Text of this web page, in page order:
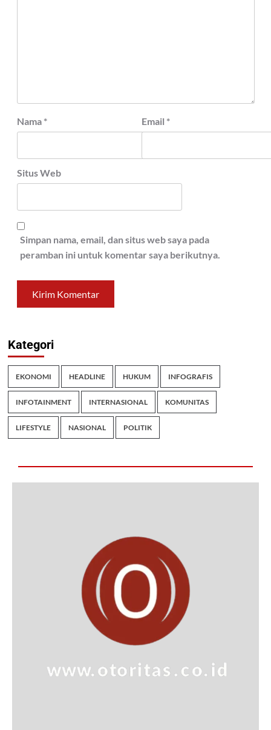
Nama * Email *
Situs Web
Simpan nama, email, dan situs web saya pada
peramban ini untuk komentar saya berikutnya.
Kategori
EKONOMI HEADLINE HUKUM INFOGRAFIS
INFOTAINMENT INTERNASIONAL KOMUNITAS
LIFESTYLE NASIONAL POLITIK